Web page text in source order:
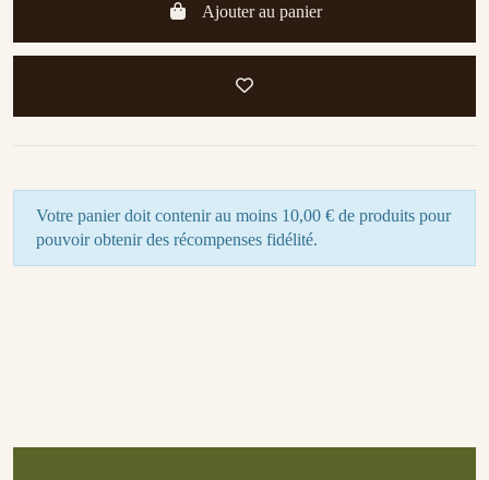
Ajouter au panier
Votre panier doit contenir au moins 10,00 € de produits pour
pouvoir obtenir des récompenses fidélité.